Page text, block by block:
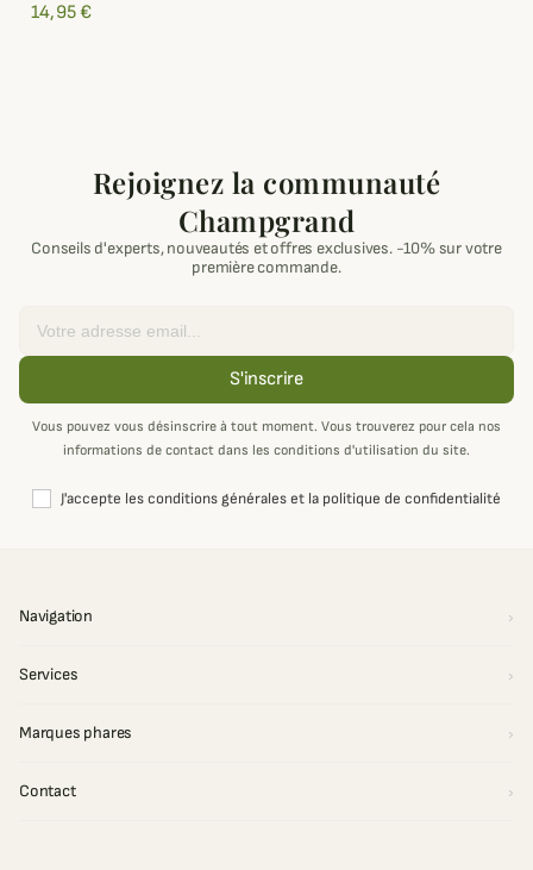
14,95 €
Rejoignez la communauté
Champgrand
Conseils d'experts, nouveautés et offres exclusives. -10% sur votre
première commande.
S'inscrire
Vous pouvez vous désinscrire à tout moment. Vous trouverez pour cela nos
informations de contact dans les conditions d'utilisation du site.
J'accepte les conditions générales et la politique de confidentialité
Navigation
Services
Marques phares
Contact